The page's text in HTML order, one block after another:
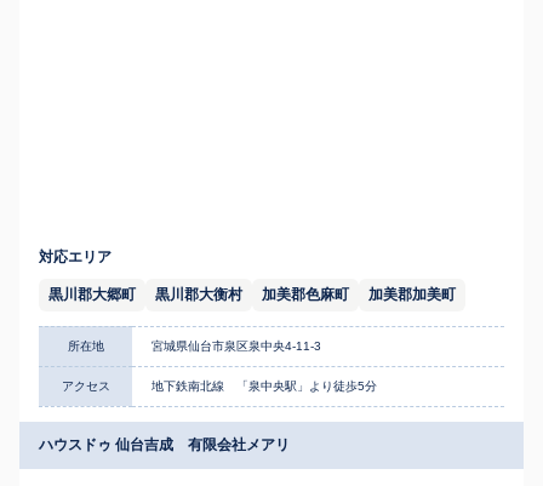
対応エリア
黒川郡大郷町 黒川郡大衡村 加美郡色麻町 加美郡加美町
所在地 宮城県仙台市泉区泉中央4-11-3
アクセス 地下鉄南北線 「泉中央駅」より徒歩5分
ハウスドゥ 仙台吉成 有限会社メアリ